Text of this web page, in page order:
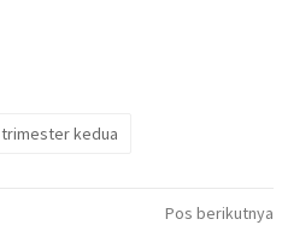
trimester kedua
Pos berikutnya